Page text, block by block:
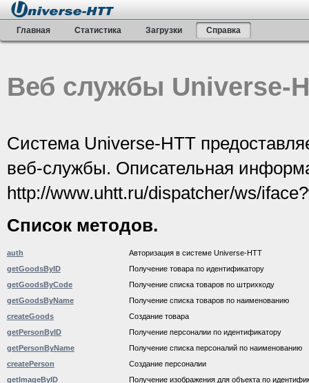
Главная Статистика Загрузки Справка
Веб службы Universe-
Система Universe-HTT
веб-службы. Описательная
http://www.uhtt.ru/dispatcher/ws/
Список методов.
auth
Авторизация в системе Universe-HTT
getGoodsByID
Получение товара по идентификатору
getGoodsByCode
Получение списка товаров по штрихкоду
getGoodsByName
Получение списка товаров по наименованию
createGoods
Создание товара
getPersonByID
Получение персоналии по идентификатору
getPersonByName
Получение списка персоналий по наименованию
createPerson
Создание персоналии
getImageByID
Получение изображения для объекта по